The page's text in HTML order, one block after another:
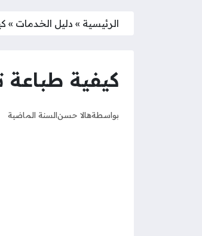
الرئيسية » دليل الخدمات »
كيفية طباعة
بواسطةهالا حسنالسنة الماضية